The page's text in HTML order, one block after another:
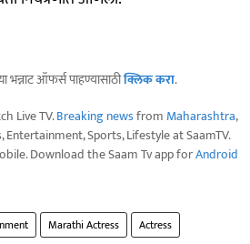
भन्नाट ऑफर्स पाहण्यासाठीक्लिक करा.
Live TV.Breaking newsfrom Maharashtra,
Entertainment, Sports, Lifestyle at SaamTV.
Download the Saam Tv app forAndroid
Marathi Actress
Actress